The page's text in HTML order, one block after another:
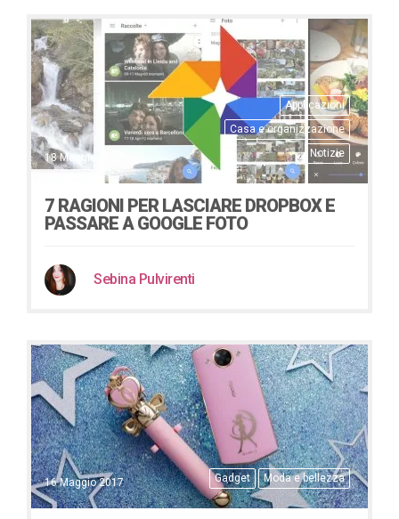
Applicazioni
Casa e organizzazione
Notizie
18 Maggio 2017
7 RAGIONI PER LASCIARE DROPBOX E
PASSARE A GOOGLE FOTO
Sebina Pulvirenti
Gadget Moda e bellezza
16 Maggio 2017